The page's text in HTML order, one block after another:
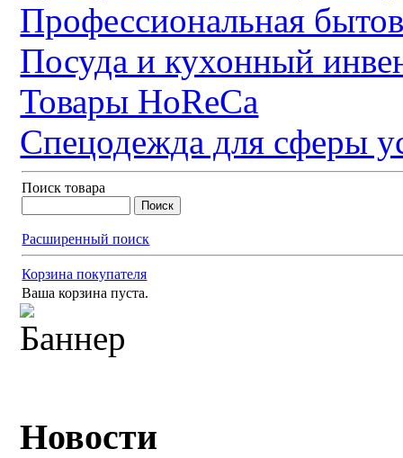
Профессиональная
Посуда и кухонный
Товары HoReCa
Спецодежда для сферы
Поиск товара
Расширенный поиск
Корзина покупателя
Ваша корзина пуста.
Новости